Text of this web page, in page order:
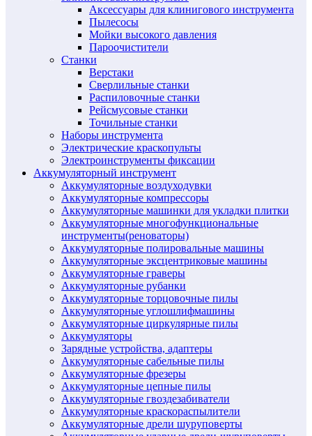
Аксессуары для клинигового инструмента
Пылесосы
Мойки высокого давления
Пароочистители
Станки
Верстаки
Сверлильные станки
Распиловочные станки
Рейсмусовые станки
Точильные станки
Наборы инструмента
Электрические краскопульты
Электроинструменты фиксации
Аккумуляторный инструмент
Аккумуляторные воздуходувки
Аккумуляторные компрессоры
Аккумуляторные машинки для укладки плитки
Аккумуляторные многофункциональные
инструменты(реноваторы)
Аккумуляторные полировальные машины
Аккумуляторные эксцентриковые машины
Аккумуляторные граверы
Аккумуляторные рубанки
Аккумуляторные торцовочные пилы
Аккумуляторные углошлифмашины
Аккумуляторные циркулярные пилы
Аккумуляторы
Зарядные устройства, адаптеры
Аккумуляторные сабельные пилы
Аккумуляторные фрезеры
Аккумуляторные цепные пилы
Аккумуляторные гвоздезабиватели
Аккумуляторные краскораспылители
Аккумуляторные дрели шуруповерты